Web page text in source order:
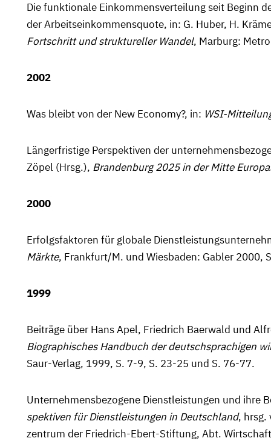
Die funktionale Einkommensverteilung seit Beginn
der Arbeitsein­kom­mens­quote, in: G. Huber, H.
Fortschritt und struktureller Wandel, Marburg:
2002
Was bleibt von der New Economy?, in: WSI-
Längerfristige Perspektiven der
Zöpel (Hrsg.), Branden­burg 2025 in der Mitte
2000
Erfolgsfaktoren für globale
Märkte, Frankfurt/M. und Wiesbaden: Gabler 2000,
1999
Beiträge über Hans Apel, Friedrich Baerwald und
Biographisches Handbuch der deutschsprachigen
Saur-Verlag, 1999, S. 7-9, S. 23-25 und S. 76-77.
Unternehmensbezogene Dienst­leistungen und
spektiven für Dienst­leistungen in Deutsch­­land, hrsg.
zentrum der Fried­rich-Ebert-Stiftung, Abt.